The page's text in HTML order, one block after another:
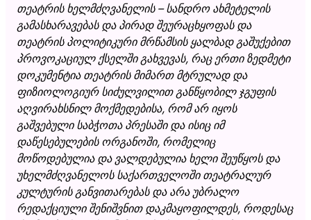
თეატრის ხელმძღვანელის – სანდრო ახმეტელის
გამასხარავებას და პირად შეურაცხყოფას და
თეატრის პოლიტიკური მრწამსის ყალბად გაშუქებით
პროვოკაციულ ქსელში გახვევას, რაც ერთი ზედმეტი
დოკუმენტია თეატრის მიმართ მტრულად და
ფიზიოლოგიურ სიძულვილით განწყობილ ჯგუფის
აღვირახსნილ მოქმედებისა, რომ არ იყოს
გაშვებული საბჭოთა პრესაში და ისიც იმ
დაწესებულების ორგანოში, რომელიც
მოწოდებულია და ვალდებულია ხელი შეუწყოს და
უხელმძღვანელოს საქართველოში თეატრალურ
კულტურის განვითარებას და არა უბრალო
რედაქციული შენიშვნით დაკმაყოფილდეს, როდესაც